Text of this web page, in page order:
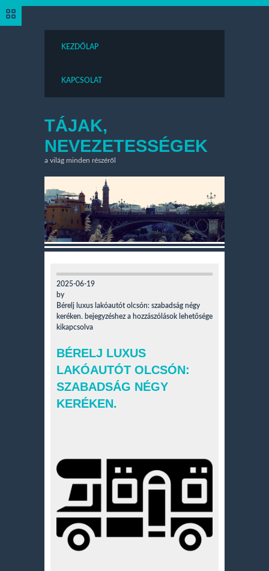
KEZDŐLAP
KAPCSOLAT
TÁJAK,
NEVEZETESSÉGEK
a világ minden részéről
2025-06-19
by
Bérelj luxus lakóautót olcsón: szabadság négy
keréken. bejegyzéshez a hozzászólások lehetősége
kikapcsolva
BÉRELJ LUXUS
LAKÓAUTÓT OLCSÓN:
SZABADSÁG NÉGY
KERÉKEN.